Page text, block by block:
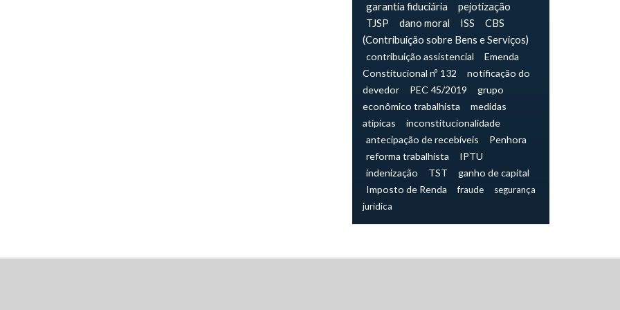
garantia fiduciária
pejotização
TJSP
dano moral ISS
CBS
(Contribuição sobre Bens e Serviços)
contribuição assistencial
Emenda
Constitucional nº 132
notificação do
devedor
PEC 45/2019
grupo
econômico trabalhista
medidas
atípicas
inconstitucionalidade
antecipação de recebíveis
Penhora
reforma trabalhista
IPTU
indenização
TST
ganho de capital
Imposto de Renda
fraude
segurança
jurídica